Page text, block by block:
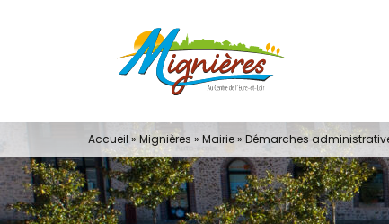
Accueil » Mignières » Mairie» Démarches